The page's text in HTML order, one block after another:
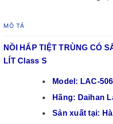
MÔ TẢ
NỒI HẤP TIỆT TRÙNG CÓ
LÍT Class S
Model: LAC-
Hãng: Daihan
Sản xuất tại: